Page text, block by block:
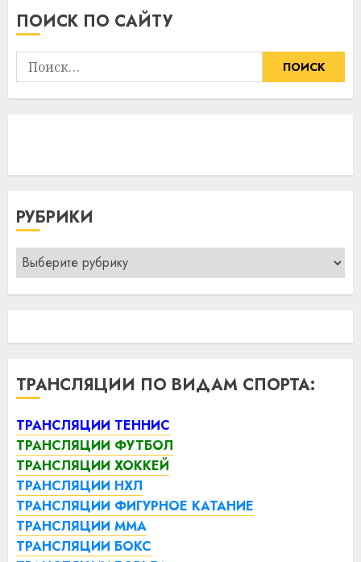
ПОИСК ПО САЙТУ
Найти:
РУБРИКИ
Рубрики
ТРАНСЛЯЦИИ ПО ВИДАМ СПОРТА:
ТРАНСЛЯЦИИ ТЕННИС
ТРАНСЛЯЦИИ ФУТБОЛ
ТРАНСЛЯЦИИ ХОККЕЙ
ТРАНСЛЯЦИИ НХЛ
ТРАНСЛЯЦИИ ФИГУРНОЕ КАТАНИЕ
ТРАНСЛЯЦИИ ММА
ТРАНСЛЯЦИИ БОКС